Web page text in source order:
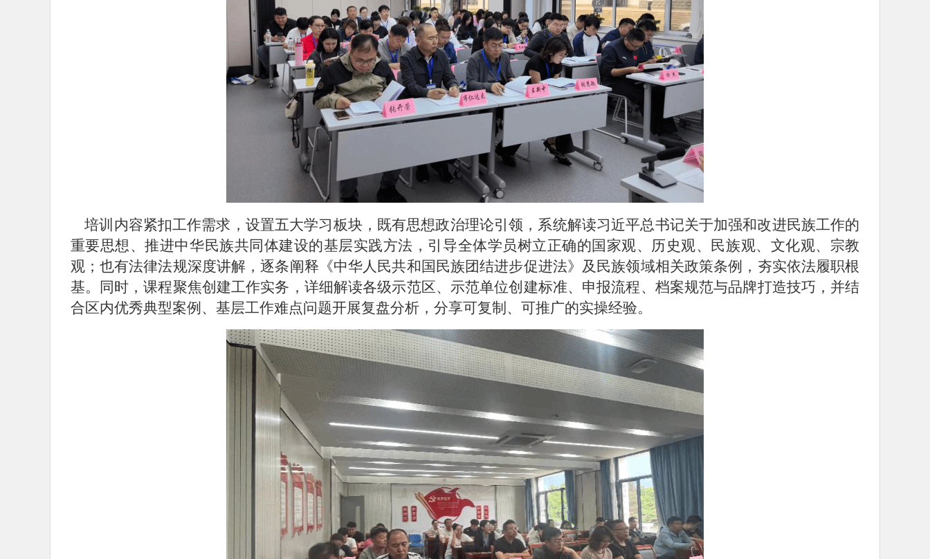
培训内容紧扣工作需求，设置五大学习板块，既有思想政治理论引领，系统解读习近平总书记关于加强和改进民族工作的
重要思想、推进中华民族共同体建设的基层实践方法，引导全体学员树立正确的国家观、历史观、民族观、文化观、宗教
观；也有法律法规深度讲解，逐条阐释《中华人民共和国民族团结进步促进法》及民族领域相关政策条例，夯实依法履职根
基。同时，课程聚焦创建工作实务，详细解读各级示范区、示范单位创建标准、申报流程、档案规范与品牌打造技巧，并结
合区内优秀典型案例、基层工作难点问题开展复盘分析，分享可复制、可推广的实操经验。